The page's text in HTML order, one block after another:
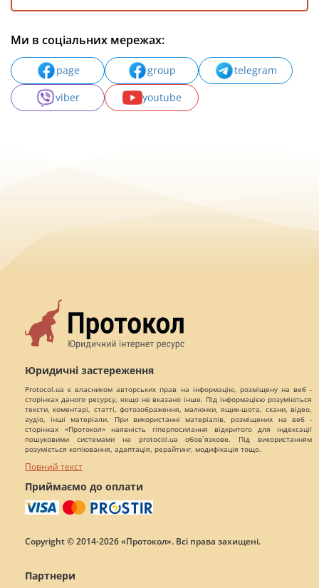
Ми в соціальних мережах:
page group
telegram
viber
youtube
Юридичні застереження
Protocol.ua є власником авторських прав на інформацію, розміщену на веб -
сторінках даного ресурсу, якщо не вказано інше. Під інформацією розуміються
тексти, коментарі, статті, фотозображення, малюнки, ящик-шота, скани, відео,
аудіо, інші матеріали. При використанні матеріалів, розміщених на веб -
сторінках «Протокол» наявність гіперпосилання відкритого для індексації
пошуковими системами на protocol.ua обов`язкове. Під використанням
розуміється копіювання, адаптація, рерайтинг, модифікація тощо.
Повний текст
Приймаємо до оплати
Copyright © 2014-2026 «Протокол». Всі права захищені.
Партнери